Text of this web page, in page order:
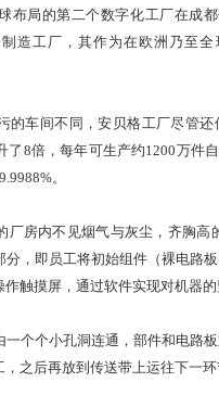
布局的第二个数字化工厂在成
造工厂，其作为在欧洲乃至
车间不同，安贝格工厂尽管还
了8倍，每年可生产约1200万件
。
房内不见烟气与灰尘，齐胸高
，即员工将初始组件（裸电路
作触摸屏，通过软件实现对机
个小孔洞连通，部件和电路板
，之后再放到传送带上运往下